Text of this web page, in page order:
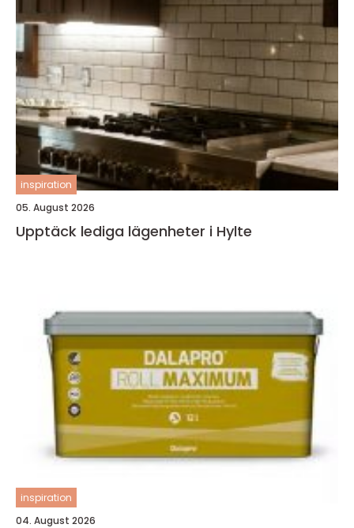
inspiration
05. August 2026
Upptäck lediga lägenheter i Hylte
inspiration
04. August 2026